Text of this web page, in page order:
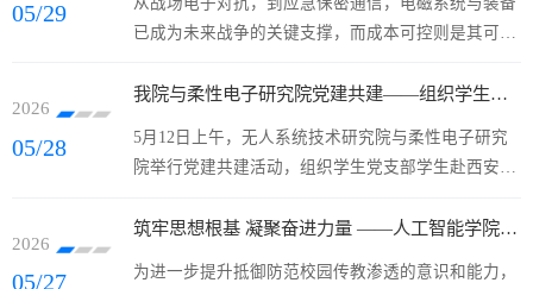
亲子主题手作活动，让教职工与孩子们共度双节美好
时光。在植物拓染体验环节，现场氛围轻松治愈。大
上，灵活使用木锤或石块轻轻...
05/29
已成为未来战争的关键支撑，而成本可控则是其可持
与更持久的作战韧性——谁掌握了这一优势，谁就能
质——驱动电磁新战力电磁环境与电磁超材料天线团
队由西北工业大学人工智能学院/无人系统技术研究院
省高层次人才7人、省科协青年托...
2026
05/28
我院与柔性电子研究院党建共建——组织学生党支部赴西安国家版本馆参观学习
5月12日上午，无人系统技术研究院与柔性电子研究
院举行党建共建活动，组织学生党支部学生赴西安国
动。无人系统技术研究院辅导员韩凯、柔性电子研究
2026
05/27
筑牢思想根基 凝聚奋进力量 ——人工智能学院党委/无人系统技术研究院党委举办意识形态工作专题报告会
为进一步提升抵御防范校园传教渗透的意识和能力，